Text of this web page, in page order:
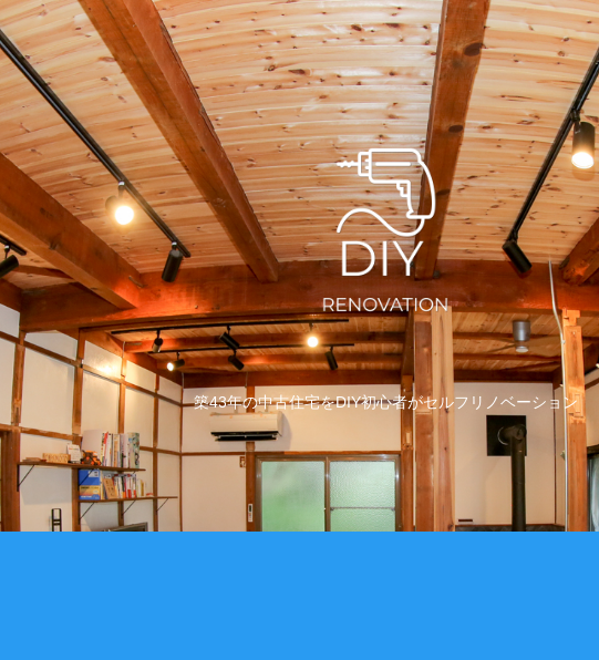
築43年の中古住宅をDIY初心者がセルフリノベーション